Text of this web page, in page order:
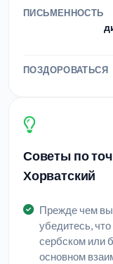
ПИСЬМЕННОСТЬ
ПОЗДОРОВАТЬСЯ
Советы по
Хорватский
Прежде чем
убедитесь,
сербском или
основном